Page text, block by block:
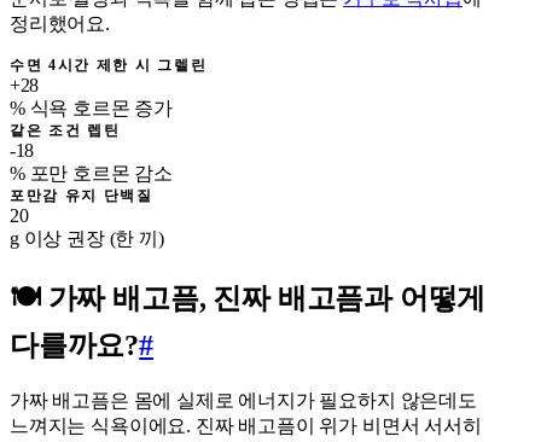
정리했어요.
수면 4시간 제한 시 그렐린
+28
% 식욕 호르몬 증가
같은 조건 렙틴
-18
% 포만 호르몬 감소
포만감 유지 단백질
20
g 이상 권장 (한 끼)
🍽️ 가짜 배고픔, 진짜 배고픔과 어떻게
다를까요?#
가짜 배고픔은 몸에 실제로 에너지가 필요하지 않은데도
느껴지는 식욕이에요. 진짜 배고픔이 위가 비면서 서서히